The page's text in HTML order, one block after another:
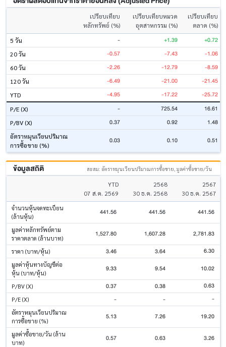
เปรียบเทียบ
หลักทรัพย์ (%)
เปรียบเทียบหมวด
อุตสาหกรรม (%)
เปรียบเทียบ
ตลาด (%)
5 วัน
- +1.39 +0.72
20 วัน -0.57 -7.43 -1.06
60 วัน -2.26 -12.79 -8.59
120 วัน -6.49 -21.00 -21.45
YTD -4.95 -17.22 -25.72
P/E (X) - 725.54 16.61
P/BV (X) 0.37 0.92 1.48
อัตราหมุนเวียนปริมาณ
การซื้อขาย (%)
0.03 0.10 0.51
ข้อมูลสถิติ สะสม: อัตราหมุนเวียนปริมาณการซื้อขาย, มูลค่าซื้อขาย/วัน
YTD
07 ส.ค. 2569
2568
30 ธ.ค. 2568
2567
30 ธ.ค. 2567
จำนวนหุ้นจดทะเบียน
(ล้านหุ้น)
441.56 441.56 441.56
มูลค่าหลักทรัพย์ตาม
ราคาตลาด (ล้านบาท)
1,527.80 1,607.28 2,781.83
ราคา (บาท/หุ้น) 3.46 3.64 6.30
มูลค่าหุ้นทางบัญชีต่อ
หุ้น (บาท/หุ้น)
9.33 9.54 10.02
P/BV (X) 0.37 0.38 0.63
P/E (X) - - -
อัตราหมุนเวียนปริมาณ
การซื้อขาย (%)
5.13 7.26 19.20
มูลค่าซื้อขาย/วัน (ล้าน
บาท)
0.57 0.63 3.26